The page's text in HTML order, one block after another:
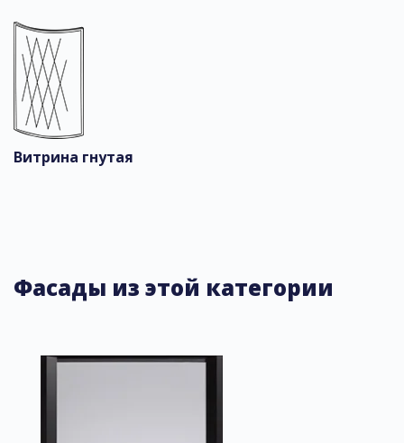
Витрина гнутая
Фасады из этой категории